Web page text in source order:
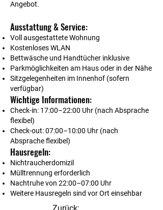
Angebot.
Ausstattung & Service:
Voll ausgestattete Wohnung
Kostenloses WLAN
Bettwäsche und Handtücher inklusive
Parkmöglichkeiten am Haus oder in der Nähe
Sitzgelegenheiten im Innenhof (sofern
verfügbar)
Wichtige Informationen:
Check-in: 17:00–22:00 Uhr (nach Absprache
flexibel)
Check-out: 07:00–10:00 Uhr (nach
Absprache flexibel)
Hausregeln:
Nichtraucherdomizil
Mülltrennung erforderlich
Nachtruhe von 22:00–07:00 Uhr
Weitere Hausregeln sind vor Ort einsehbar